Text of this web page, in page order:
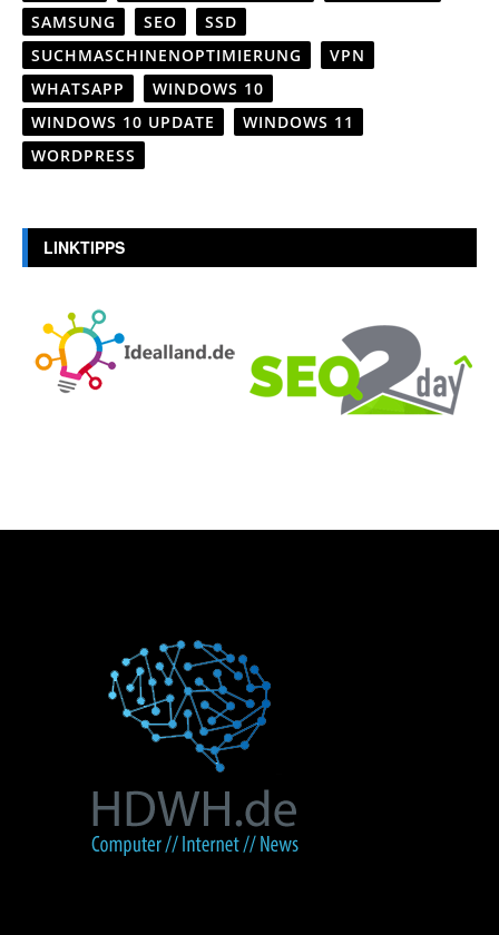
SAMSUNG
SEO
SSD
SUCHMASCHINENOPTIMIERUNG
VPN
WHATSAPP
WINDOWS 10
WINDOWS 10 UPDATE
WINDOWS 11
WORDPRESS
LINKTIPPS